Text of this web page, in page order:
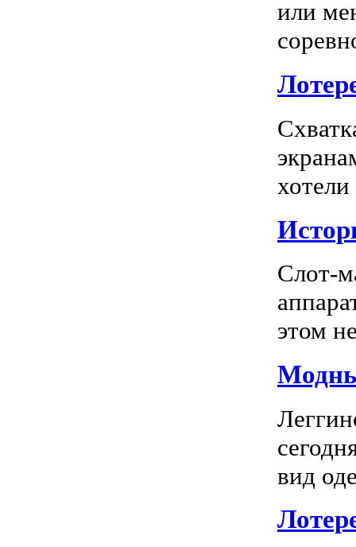
или
Слот-
этом
вид